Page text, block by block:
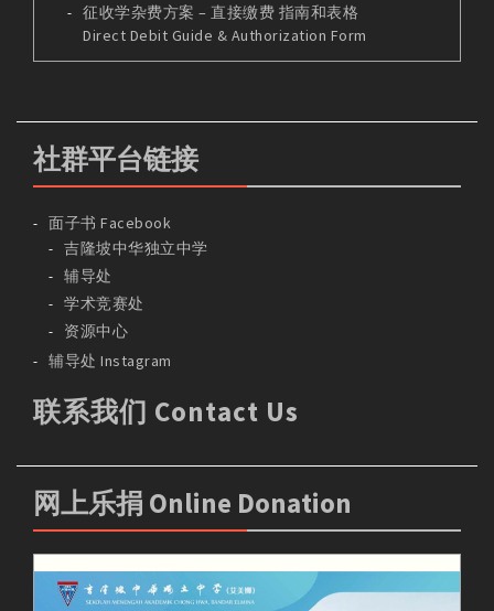
征收学杂费方案 – 直接缴费 指南和表格
Direct Debit Guide & Authorization Form
社群平台链接
面子书 Facebook
吉隆坡中华独立中学
辅导处
学术竞赛处
资源中心
辅导处 Instagram
联系我们 Contact Us
网上乐捐 Online Donation